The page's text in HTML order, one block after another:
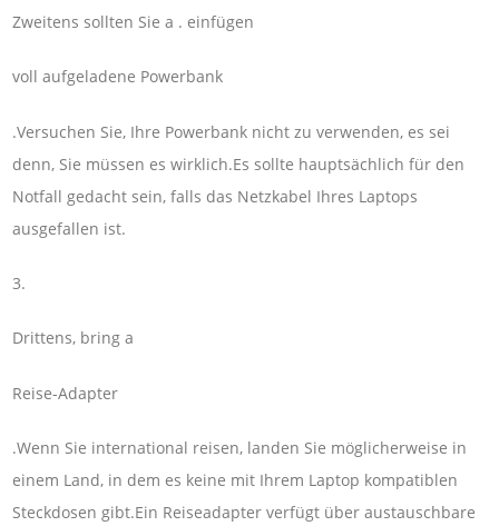
Zweitens sollten Sie a . einfügen
voll aufgeladene Powerbank
.Versuchen Sie, Ihre Powerbank nicht zu verwenden, es sei
denn, Sie müssen es wirklich.Es sollte hauptsächlich für den
Notfall gedacht sein, falls das Netzkabel Ihres Laptops
ausgefallen ist.
3.
Drittens, bring a
Reise-Adapter
.Wenn Sie international reisen, landen Sie möglicherweise in
einem Land, in dem es keine mit Ihrem Laptop kompatiblen
Steckdosen gibt.Ein Reiseadapter verfügt über austauschbare